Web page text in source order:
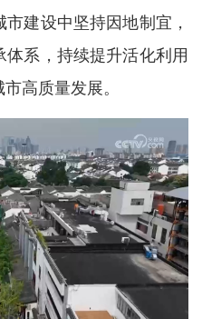
建设中坚持因地制宜，
系，持续提升活化利用
高质量发展。